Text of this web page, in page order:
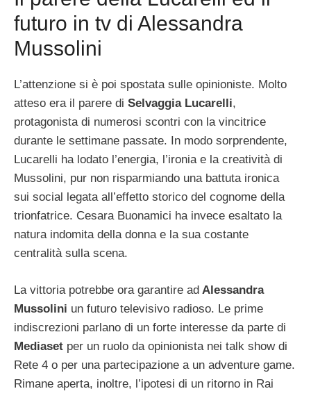
futuro in tv di Alessandra
Mussolini
L’attenzione si è poi spostata sulle opinioniste. Molto
atteso era il parere di Selvaggia Lucarelli,
protagonista di numerosi scontri con la vincitrice
durante le settimane passate. In modo sorprendente,
Lucarelli ha lodato l’energia, l’ironia e la creatività di
Mussolini, pur non risparmiando una battuta ironica
sui social legata all’effetto storico del cognome della
trionfatrice. Cesara Buonamici ha invece esaltato la
natura indomita della donna e la sua costante
centralità sulla scena.
La vittoria potrebbe ora garantire ad Alessandra
Mussolini un futuro televisivo radioso. Le prime
indiscrezioni parlano di un forte interesse da parte di
Mediaset per un ruolo da opinionista nei talk show di
Rete 4 o per una partecipazione a un adventure game.
Rimane aperta, inoltre, l’ipotesi di un ritorno in Rai